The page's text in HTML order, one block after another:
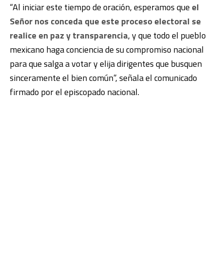
“Al iniciar este tiempo de oración, esperamos que el
Señor nos conceda que este proceso electoral se
realice en paz y transparencia, y que todo el pueblo
mexicano haga conciencia de su compromiso nacional
para que salga a votar y elija dirigentes que busquen
sinceramente el bien común”, señala el comunicado
firmado por el episcopado nacional.